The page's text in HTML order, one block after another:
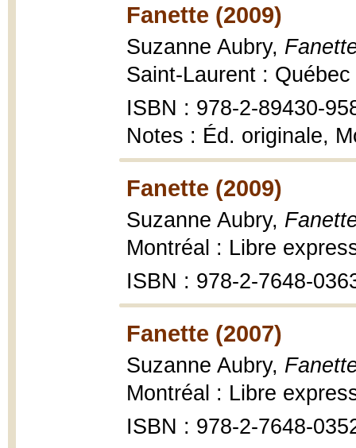
Fanette (2009)
Suzanne Aubry,
Saint-Laurent :
ISBN : 978-2-89430-
Notes : Éd. originale,
Fanette (2009)
Suzanne Aubry,
Montréal : Libre
ISBN : 978-2-7648-
Fanette (2007)
Suzanne Aubry,
Montréal : Libre
ISBN : 978-2-7648-